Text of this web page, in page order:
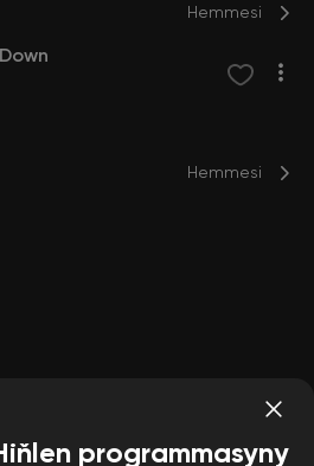
Hemmesi
Hemmesi
programmasyny